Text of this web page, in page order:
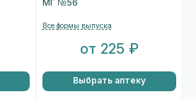
МГ №56
Все формы выпуска
от 225 ₽
Выбрать аптеку